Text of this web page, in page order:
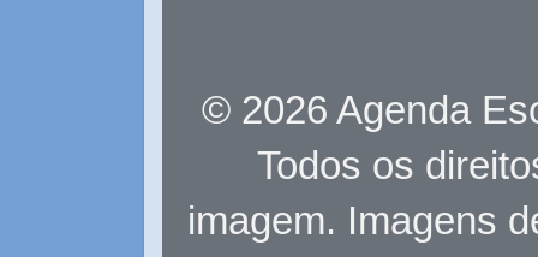
© 2026 Agenda
Todos os
imagem. Imagens